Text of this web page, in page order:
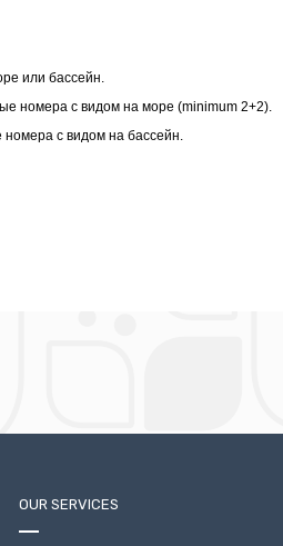
или бассейн.
номера с видом на море (minimum 2+2).
с видом на бассейн.
OUR SERVICES